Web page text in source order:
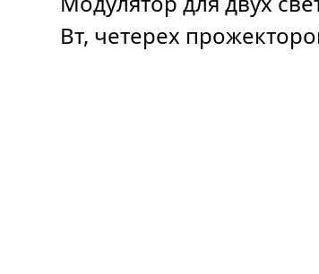
Вт, четерех